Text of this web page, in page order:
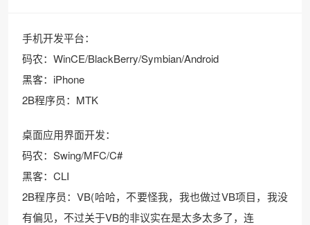
手机开发平台：
码农：WinCE/BlackBerry/Symbian/Android
黑客：iPhone
2B程序员：MTK
桌面应用界面开发：
码农：Swing/MFC/C#
黑客：CLI
2B程序员：VB(哈哈，不要怪我，我也做过VB项目，我没
有偏见，不过关于VB的非议实在是太多太多了，连